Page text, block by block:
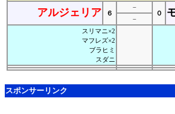
アルジェリア ６
−
０
−
スリマニ×2
マフレズ×2
ブラヒミ
スダニ
スポンサーリンク